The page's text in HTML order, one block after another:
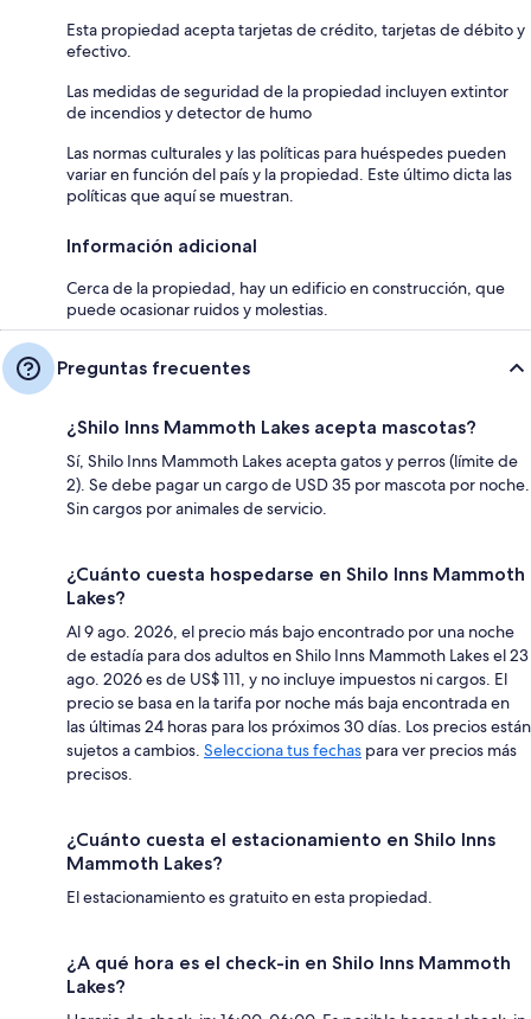
Esta propiedad acepta tarjetas de crédito, tarjetas de débito y
efectivo.
Las medidas de seguridad de la propiedad incluyen extintor
de incendios y detector de humo
Las normas culturales y las políticas para huéspedes pueden
variar en función del país y la propiedad. Este último dicta las
políticas que aquí se muestran.
Información adicional
Cerca de la propiedad, hay un edificio en construcción, que
puede ocasionar ruidos y molestias.
Preguntas frecuentes
¿Shilo Inns Mammoth Lakes acepta mascotas?
Sí, Shilo Inns Mammoth Lakes acepta gatos y perros (límite de
2). Se debe pagar un cargo de USD 35 por mascota por noche.
Sin cargos por animales de servicio.
¿Cuánto cuesta hospedarse en Shilo Inns Mammoth
Lakes?
Al 9 ago. 2026, el precio más bajo encontrado por una noche
de estadía para dos adultos en Shilo Inns Mammoth Lakes el 23
ago. 2026 es de US$ 111, y no incluye impuestos ni cargos. El
precio se basa en la tarifa por noche más baja encontrada en
las últimas 24 horas para los próximos 30 días. Los precios están
sujetos a cambios. Selecciona tus fechas para ver precios más
precisos.
¿Cuánto cuesta el estacionamiento en Shilo Inns
Mammoth Lakes?
El estacionamiento es gratuito en esta propiedad.
¿A qué hora es el check-in en Shilo Inns Mammoth
Lakes?